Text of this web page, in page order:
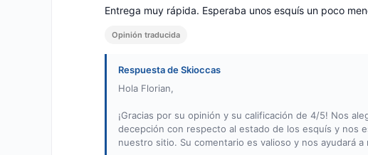
Entrega muy rápida. Esperaba unos esquís un poco
Opinión traducida
Respuesta de Skioccas
Hola Florian,
¡Gracias por su opinión y su calificación de 4/5! Nos
decepción con respecto al estado de los esquís y nos
nuestro sitio. Su comentario es valioso y nos ayudará